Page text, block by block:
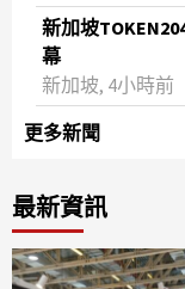
新加坡
幕
新加坡, 4小時前
更多新聞
最新資訊